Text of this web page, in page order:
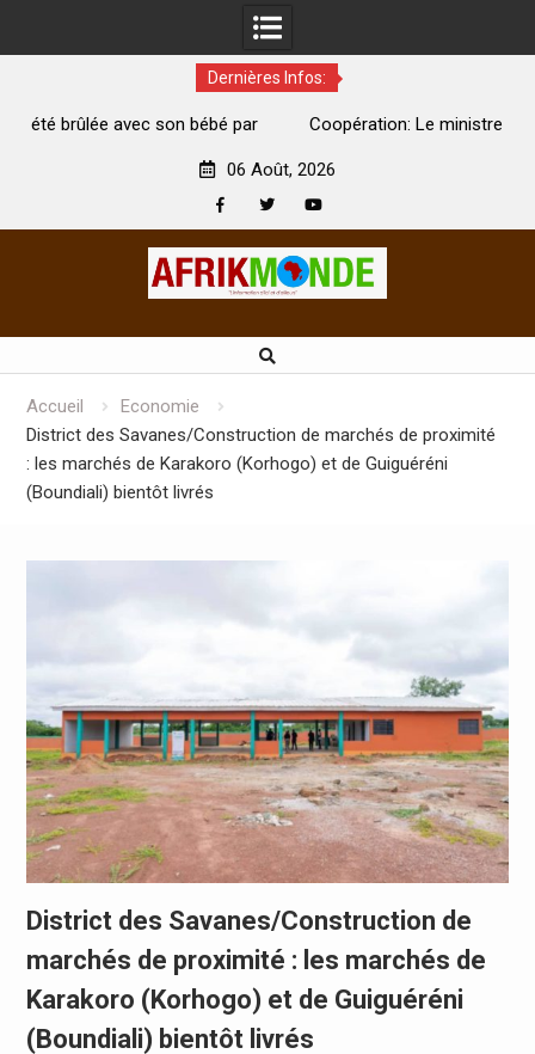
Dernières Infos:
Coopération: Le ministre Indien Kirti Vardhan Singh à
06 Août, 2026
Accueil
Economie
District des Savanes/Construction de marchés de proximité
: les marchés de Karakoro (Korhogo) et de Guiguéréni
(Boundiali) bientôt livrés
District des Savanes/Construction de
marchés de proximité : les marchés de
Karakoro (Korhogo) et de Guiguéréni
(Boundiali) bientôt livrés